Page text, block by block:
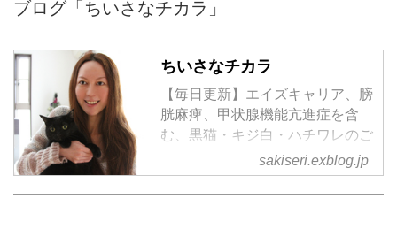
ブログ「ちいさなチカラ」
ちいさなチカラ
【毎日更新】エイズキャリア、膀
胱麻痺、甲状腺機能亢進症を含
む、黒猫・キジ白・ハチワレのご
きげんさん日記sakiseri.exblog.jp